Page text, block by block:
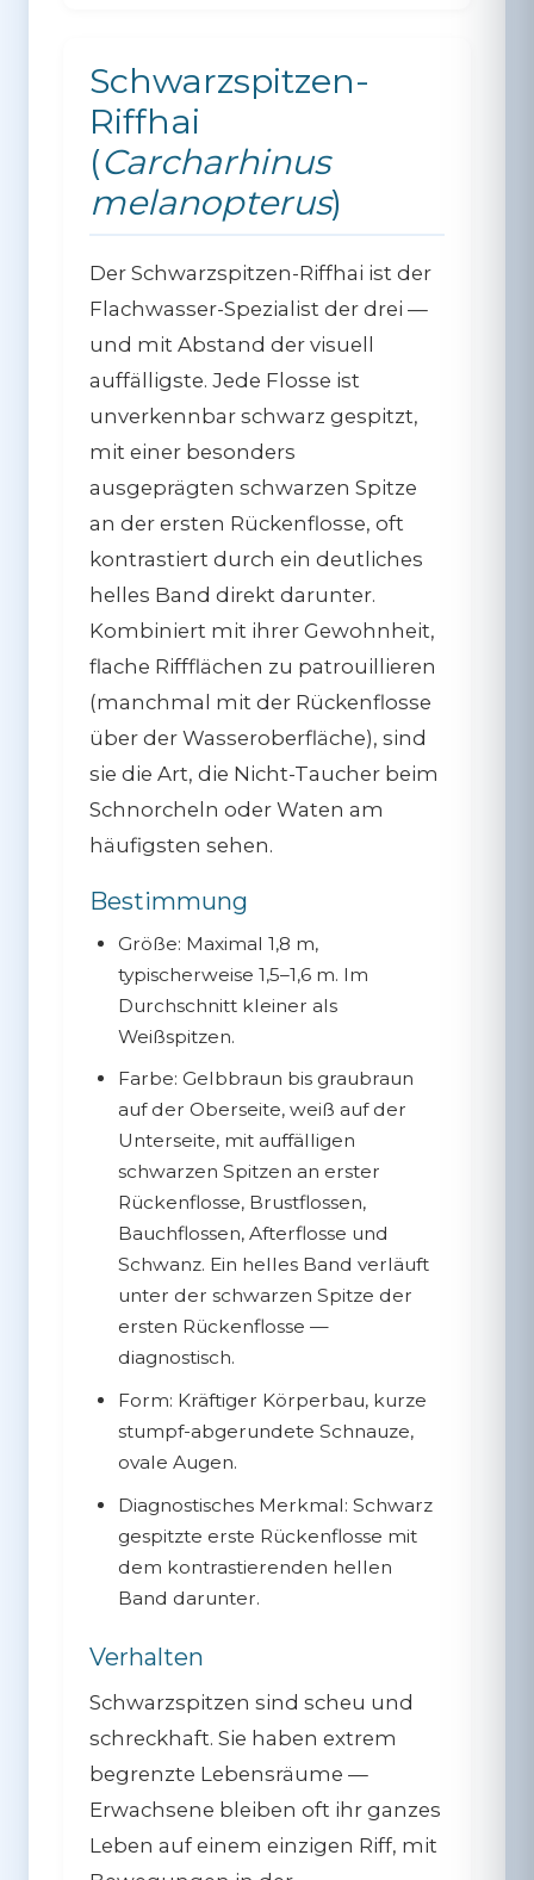
Schwarzspitzen-
Riffhai
(Carcharhinus
melanopterus)
Der Schwarzspitzen-Riffhai ist der
Flachwasser-Spezialist der drei —
und mit Abstand der visuell
auffälligste. Jede Flosse ist
unverkennbar schwarz gespitzt,
mit einer besonders
ausgeprägten schwarzen Spitze
an der ersten Rückenflosse, oft
kontrastiert durch ein deutliches
helles Band direkt darunter.
Kombiniert mit ihrer Gewohnheit,
flache Riffflächen zu patrouillieren
(manchmal mit der Rückenflosse
über der Wasseroberfläche), sind
sie die Art, die Nicht-Taucher beim
Schnorcheln oder Waten am
häufigsten sehen.
Bestimmung
Größe: Maximal 1,8 m,
typischerweise 1,5–1,6 m. Im
Durchschnitt kleiner als
Weißspitzen.
Farbe: Gelbbraun bis graubraun
auf der Oberseite, weiß auf der
Unterseite, mit auffälligen
schwarzen Spitzen an erster
Rückenflosse, Brustflossen,
Bauchflossen, Afterflosse und
Schwanz. Ein helles Band verläuft
unter der schwarzen Spitze der
ersten Rückenflosse —
diagnostisch.
Form: Kräftiger Körperbau, kurze
stumpf-abgerundete Schnauze,
ovale Augen.
Diagnostisches Merkmal: Schwarz
gespitzte erste Rückenflosse mit
dem kontrastierenden hellen
Band darunter.
Verhalten
Schwarzspitzen sindscheu und
schreckhaft. Sie haben extrem
begrenzte Lebensräume —
Erwachsene bleiben oft ihr ganzes
Leben auf einem einzigen Riff, mit